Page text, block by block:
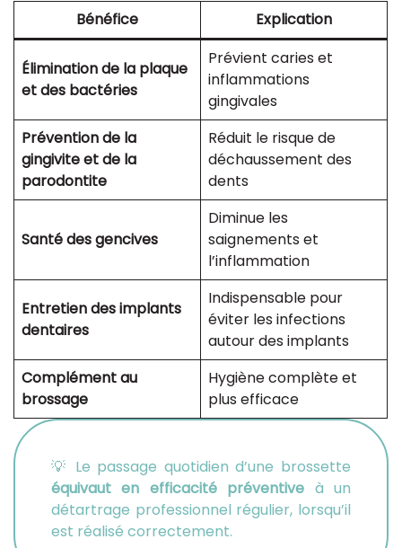
Bénéfice Explication
Élimination de la plaque
et des bactéries
Prévient caries et
inflammations
gingivales
Prévention de la
gingivite et de la
parodontite
Réduit le risque de
déchaussement des
dents
Santé des gencives
Diminue les
saignements et
l’inflammation
Entretien des implants
dentaires
Indispensable pour
éviter les infections
autour des implants
Complément au
brossage
Hygiène complète et
plus efficace
💡 Le passage quotidien d’une brossette
équivaut en efficacité préventive à un
détartrage professionnel régulier, lorsqu’il
est réalisé correctement.